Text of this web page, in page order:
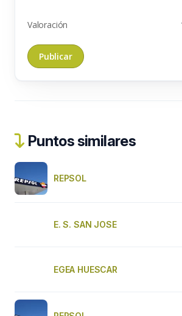
Valoración
Puntos similares
REPSOL
E. S. SAN JOSE
EGEA HUESCAR